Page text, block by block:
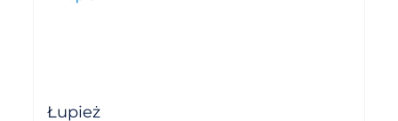
Łupież